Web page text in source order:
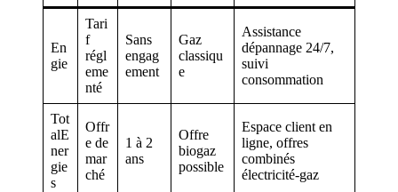
En
gie
Tari
f
régl
eme
nté
Sans
engag
ement
Gaz
classiqu
e
Assistance
dépannage 24/7,
suivi
consommation
Tot
alE
ner
gie
s
Offr
e de
mar
ché
1 à 2
ans
Offre
biogaz
possible
Espace client en
ligne, offres
combinés
électricité-gaz